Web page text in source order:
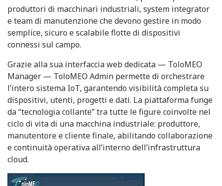
produttori di macchinari industriali, system integrator
e team di manutenzione che devono gestire in modo
semplice, sicuro e scalabile flotte di dispositivi
connessi sul campo.
Grazie alla sua interfaccia web dedicata — ToloMEO
Manager — ToloMEO Admin permette di orchestrare
l’intero sistema IoT, garantendo visibilità completa su
dispositivi, utenti, progetti e dati. La piattaforma funge
da “tecnologia collante” tra tutte le figure coinvolte nel
ciclo di vita di una macchina industriale: produttore,
manutentore e cliente finale, abilitando collaborazione
e continuità operativa all’interno dell’infrastruttura
cloud.